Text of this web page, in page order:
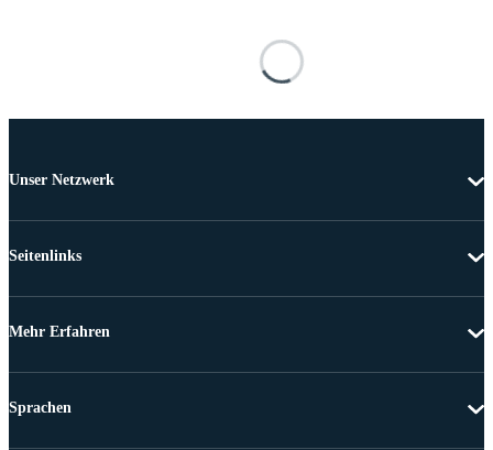
Unser Netzwerk
Seitenlinks
Mehr Erfahren
Sprachen